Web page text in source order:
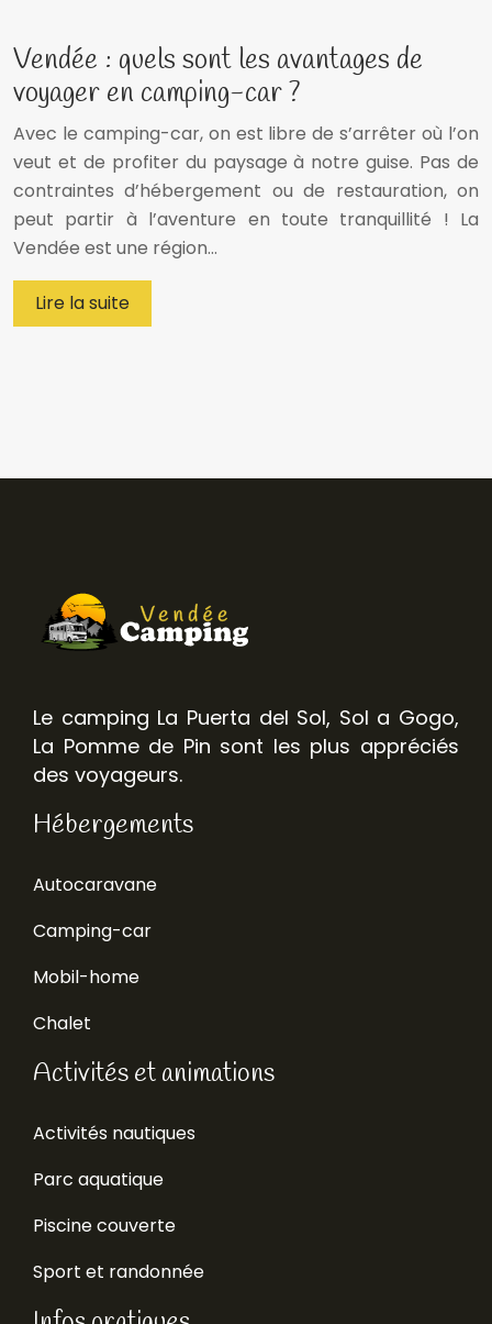
Vendée : quels sont les avantages de
voyager en camping-car ?
Avec le camping-car, on est libre de s’arrêter où l’on
veut et de profiter du paysage à notre guise. Pas de
contraintes d’hébergement ou de restauration, on
peut partir à l’aventure en toute tranquillité ! La
Vendée est une région…
Lire la suite
Le camping La Puerta del Sol, Sol a Gogo,
La Pomme de Pin sont les plus appréciés
des voyageurs.
Hébergements
Autocaravane
Camping-car
Mobil-home
Chalet
Activités et animations
Activités nautiques
Parc aquatique
Piscine couverte
Sport et randonnée